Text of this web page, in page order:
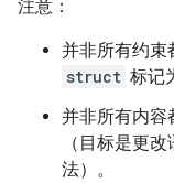
注意：
并非所有约束
struct 标记
并非所有内容
（目标是更
法）。